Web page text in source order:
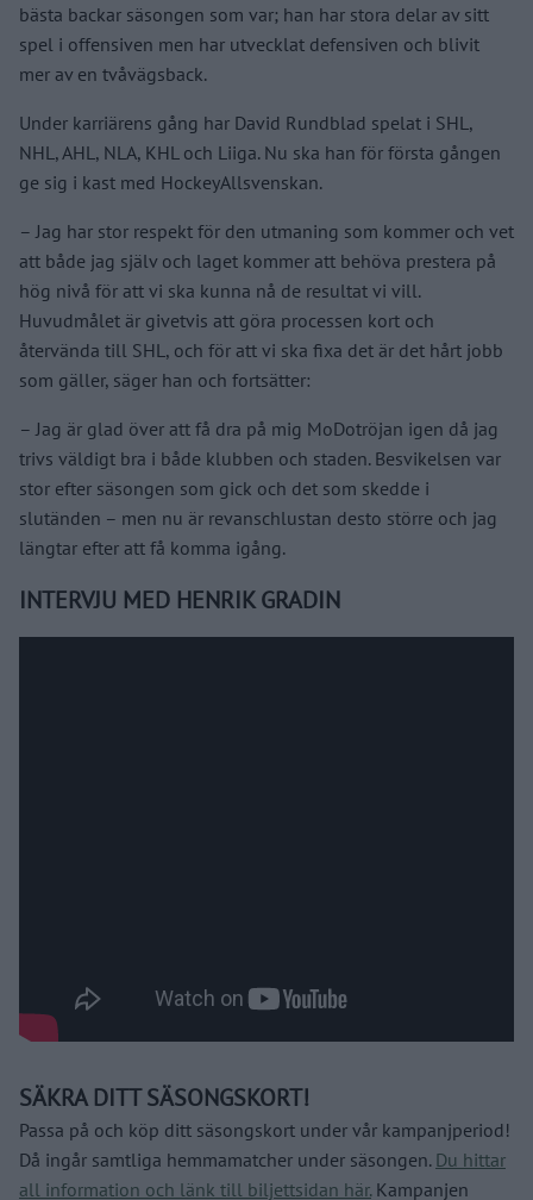
bästa backar säsongen som var; han har stora delar av sitt
spel i offensiven men har utvecklat defensiven och blivit
mer av en tvåvägsback.
Under karriärens gång har David Rundblad spelat i SHL,
NHL, AHL, NLA, KHL och Liiga. Nu ska han för första gången
ge sig i kast med HockeyAllsvenskan.
– Jag har stor respekt för den utmaning som kommer och vet
att både jag själv och laget kommer att behöva prestera på
hög nivå för att vi ska kunna nå de resultat vi vill.
Huvudmålet är givetvis att göra processen kort och
återvända till SHL, och för att vi ska fixa det är det hårt jobb
som gäller, säger han och fortsätter:
– Jag är glad över att få dra på mig MoDotröjan igen då jag
trivs väldigt bra i både klubben och staden. Besvikelsen var
stor efter säsongen som gick och det som skedde i
slutänden – men nu är revanschlustan desto större och jag
längtar efter att få komma igång.
INTERVJU MED HENRIK GRADIN
SÄKRA DITT SÄSONGSKORT!
Passa på och köp ditt säsongskort under vår kampanjperiod!
Då ingår samtliga hemmamatcher under säsongen. Du hittar
all information och länk till biljettsidan här.Kampanjen